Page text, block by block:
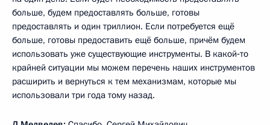
больше, будем предоставлять больше, готовы
предоставлять и один триллион. Если потребуется ещё
больше, готовы предоставить ещё больше, причём будем
использовать уже существующие инструменты. В какой‑то
крайней ситуации мы можем перечень наших инструментов
расширить и вернуться к тем механизмам, которые мы
использовали три года тому назад.